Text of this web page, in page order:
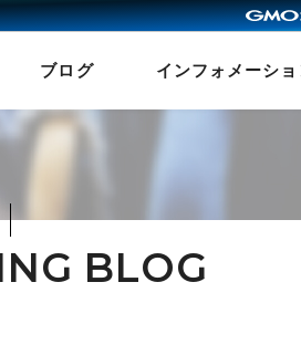
ブログ インフォメーショ
BLOG